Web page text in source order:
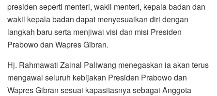
presiden seperti menteri, wakil menteri, kepala badan dan
wakil kepala badan dapat menyesuaikan diri dengan
langkah baru serta menjiwai visi dan misi Presiden
Prabowo dan Wapres Gibran.
Hj. Rahmawati Zainal Paliwang menegaskan ia akan terus
mengawal seluruh kebijakan Presiden Prabowo dan
Wapres Gibran sesuai kapasitasnya sebagai Anggota